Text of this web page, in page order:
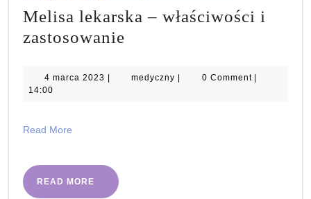
Melisa lekarska – właściwości i
zastosowanie
–
4 marca 2023 4| medyczny medyczny
| 0 Comment |
14:00
Read More
READ MORE
READ
MORE